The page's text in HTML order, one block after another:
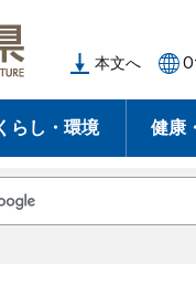
本文へ
らし・環境 健康